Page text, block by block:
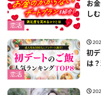
恋活
お
し
恋活
初
は